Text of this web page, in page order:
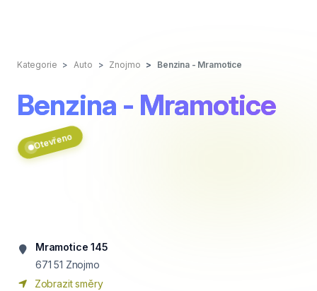
Kategorie Auto Znojmo Benzina - Mramotice
Benzina - Mramotice
Otevřeno
Mramotice 145
671 51 Znojmo
Zobrazit směry